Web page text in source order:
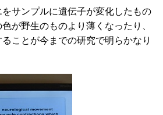
サンプルに遺伝子が変化したもの
が野生のものより薄くなったり、
ことが今までの研究で明らかなり